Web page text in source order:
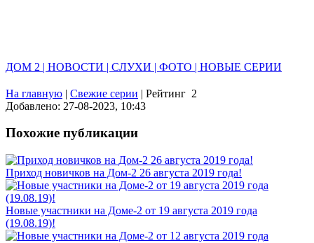
ДОМ 2 | НОВОСТИ | СЛУХИ | ФОТО | НОВЫЕ СЕРИИ
На главную | Свежие серии | Рейтинг 2
Добавлено: 27-08-2023, 10:43
Похожие публикации
Приход новичков на Дом-2 26 августа 2019 года!
Новые участники на Доме-2 от 19 августа 2019 года
(19.08.19)!